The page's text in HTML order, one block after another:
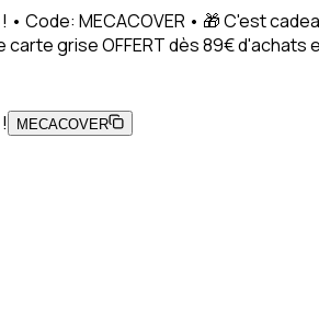
MECACOVER • 🎁 C'est
grise OFFERT dès 89€
MECACOVER